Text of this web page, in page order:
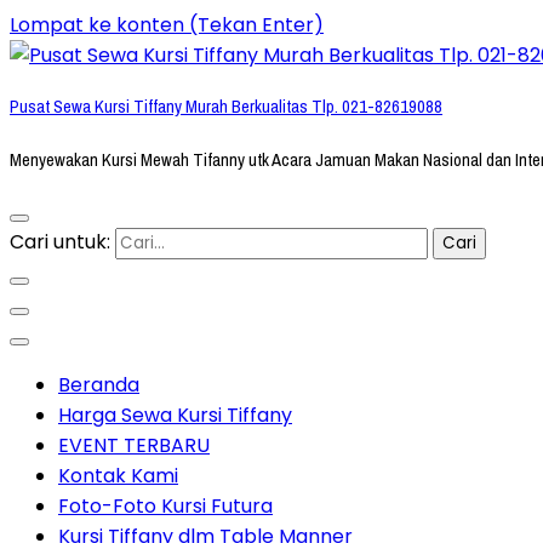
Lompat ke konten (Tekan Enter)
Pusat Sewa Kursi Tiffany Murah Berkualitas Tlp. 021-82619088
Menyewakan Kursi Mewah Tifanny utk Acara Jamuan Makan Nasional dan
Cari untuk:
Beranda
Harga Sewa Kursi Tiffany
EVENT TERBARU
Kontak Kami
Foto-Foto Kursi Futura
Kursi Tiffany dlm Table Manner